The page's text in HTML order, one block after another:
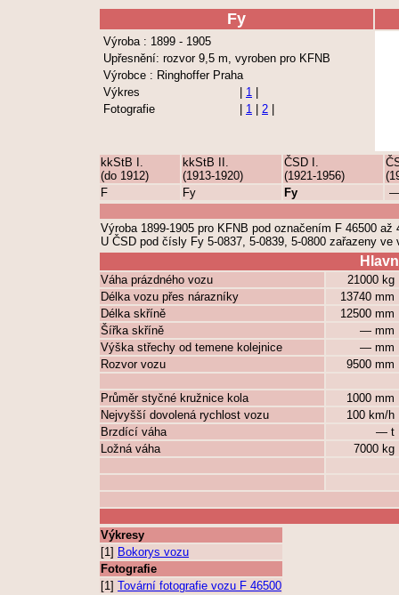
Fy
Výroba : 1899 - 1905
Upřesnění: rozvor 9,5 m, vyroben pro KFNB
Výrobce : Ringhoffer Praha
Výkres
1
Fotografie
1 2
kkStB I.
(do 1912)
kkStB II.
(1913-1920)
ČSD I.
(1921-1956)
F
Fy Fy
Výroba 1899-1905 pro KFNB pod označením F 46500 až
U ČSD pod čísly Fy 5-0837, 5-0839, 5-0800 zařazeny ve
Váha prázdného vozu
21000 kg
Délka vozu přes nárazníky
13740 mm
Délka skříně
12500 mm
Šířka skříně
— mm
Výška střechy od temene kolejnice
— mm
Rozvor vozu
9500 mm
Průměr styčné kružnice kola
1000 mm
Nejvyšší dovolená rychlost vozu
100 km/h
Brzdící váha
— t
Ložná váha
7000 kg
Výkresy
[1] Bokorys vozu
Fotografie
[1] Tovární fotografie vozu F 46500